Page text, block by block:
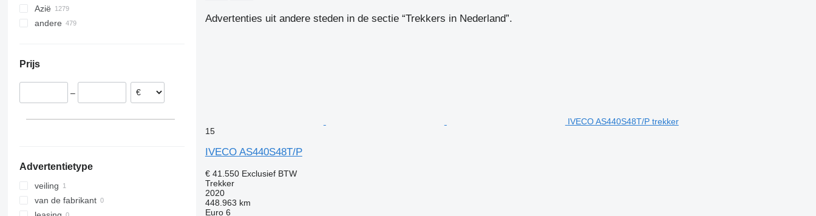
Duitsland
België
Hongarije
Roemenië
Mexico
VS
Azië
China
Turkije
Saoedi-Arabië
andere
Peru
Moldavië
Prijs
–
Advertentietype
veiling
van de fabrikant
Advertenties uit andere steden in de sectie “Trekkers in Nederland”.
IVECO AS440S48T/P trekker
15
IVECO AS440S48T/P
€ 41.550 Exclusief BTW
Trekker
2020
448.963 km
Euro 6